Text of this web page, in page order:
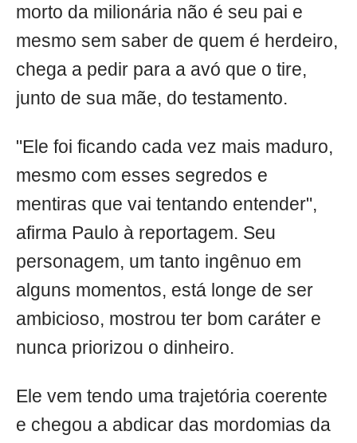
morto da milionária não é seu pai e
mesmo sem saber de quem é herdeiro,
chega a pedir para a avó que o tire,
junto de sua mãe, do testamento.
"Ele foi ficando cada vez mais maduro,
mesmo com esses segredos e
mentiras que vai tentando entender",
afirma Paulo à reportagem. Seu
personagem, um tanto ingênuo em
alguns momentos, está longe de ser
ambicioso, mostrou ter bom caráter e
nunca priorizou o dinheiro.
Ele vem tendo uma trajetória coerente
e chegou a abdicar das mordomias da